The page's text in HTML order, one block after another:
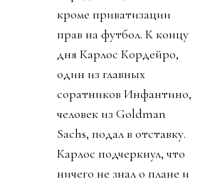
кроме приватизации
прав на футбол. К концу
дня Карлос Кордейро,
один из главных
соратников Инфантино,
человек из Goldman
Sachs, подал в отставку.
Карлос подчеркнул, что
ничего не знал о плане и